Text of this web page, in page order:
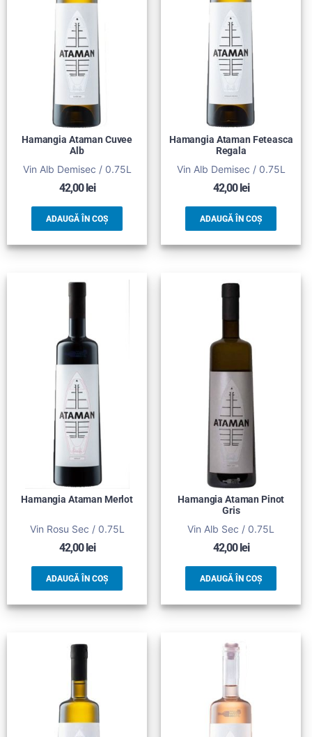
Hamangia Ataman Cuvee
Alb
Vin Alb Demisec / 0.75L
42,00lei
ADAUGĂ ÎN COȘ
Hamangia Ataman Feteasca
Regala
Vin Alb Demisec / 0.75L
42,00lei
ADAUGĂ ÎN COȘ
Hamangia Ataman Merlot
Vin Rosu Sec / 0.75L
42,00lei
ADAUGĂ ÎN COȘ
Hamangia Ataman Pinot
Gris
Vin Alb Sec / 0.75L
42,00lei
ADAUGĂ ÎN COȘ